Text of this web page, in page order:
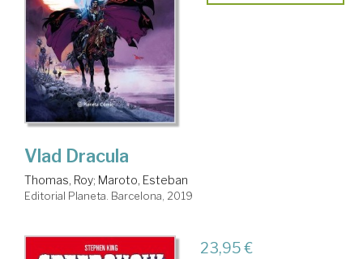
Vlad Dracula
Thomas, Roy; Maroto, Esteban
Editorial Planeta. Barcelona, 2019
23,95 €